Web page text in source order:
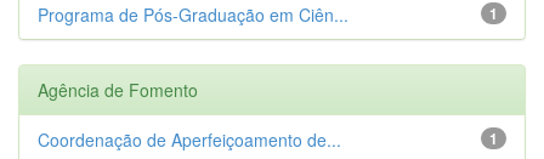
1
Programa de Pós-Graduação em Ciên...
Agência de Fomento
1
Coordenação de Aperfeiçoamento de...